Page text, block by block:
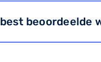
best beoordeelde